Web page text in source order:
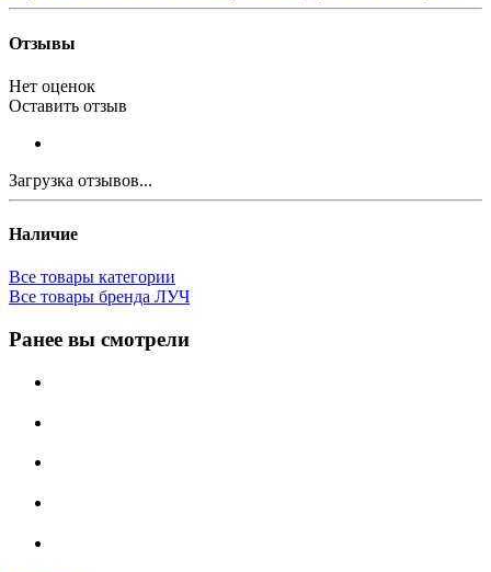
Отзывы
Нет оценок
Оставить отзыв
Загрузка отзывов...
Наличие
Все товары категории
Все товары бренда ЛУЧ
Ранее вы смотрели